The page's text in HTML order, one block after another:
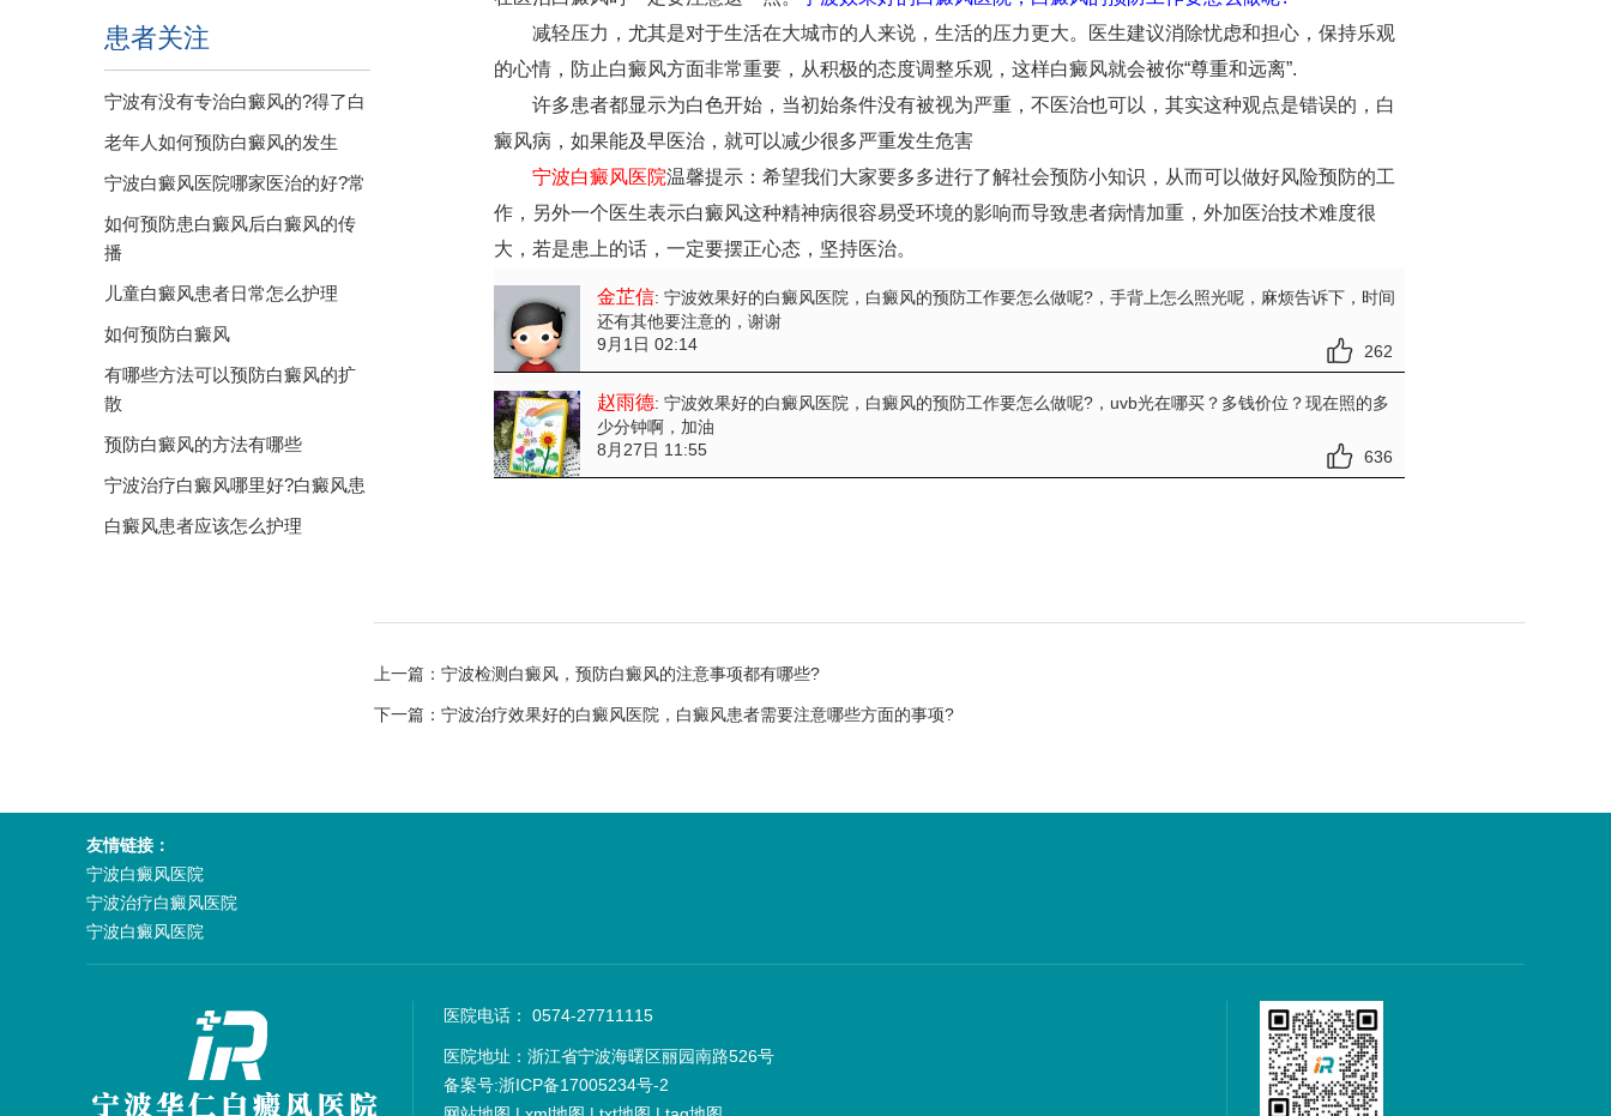
患者关注
宁波有没有专治白癜风的?得了白
老年人如何预防白癜风的发生
宁波白癜风医院哪家医治的好?常
如何预防患白癜风后白癜风的传
播
儿童白癜风患者日常怎么护理
如何预防白癜风
有哪些方法可以预防白癜风的扩
散
预防白癜风的方法有哪些
宁波治疗白癜风哪里好?白癜风患
白癜风患者应该怎么护理
减轻压力，尤其是对于生活在大城市的人来说，生活的压力更大。医生建议消除忧虑和担心，保持乐观
的心情，防止白癜风方面非常重要，从积极的态度调整乐观，这样白癜风就会被你“尊重和远离”.
许多患者都显示为白色开始，当初始条件没有被视为严重，不医治也可以，其实这种观点是错误的，白
癜风病，如果能及早医治，就可以减少很多严重发生危害
宁波白癜风医院温馨提示：希望我们大家要多多进行了解社会预防小知识，从而可以做好风险预防的工
作，另外一个医生表示白癜风这种精神病很容易受环境的影响而导致患者病情加重，外加医治技术难度很
大，若是患上的话，一定要摆正心态，坚持医治。
金芷信: 宁波效果好的白癜风医院，白癜风的预防工作要怎么做呢? ，手背上怎么照光呢，麻烦告诉下，时间
还有其他要注意的，谢谢
9月1日 02:14
262
赵雨德: 宁波效果好的白癜风医院，白癜风的预防工作要怎么做呢? ，uvb光在哪买？多钱价位？现在照的多
少分钟啊，加油
8月27日 11:55
636
上一篇： 宁波检测白癜风，预防白癜风的注意事项都有哪些?
下一篇： 宁波治疗效果好的白癜风医院，白癜风患者需要注意哪些方面的事项?
友情链接：
宁波白癜风医院
宁波治疗白癜风医院
宁波白癜风医院
医院电话： 0574-27711115
医院地址：浙江省宁波海曙区丽园南路526号
备案号:浙ICP备17005234号-2